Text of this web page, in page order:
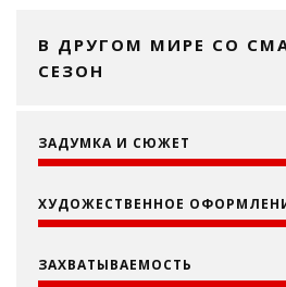
В ДРУГОМ МИРЕ СО
СЕЗОН
ЗАДУМКА И СЮЖЕТ
ХУДОЖЕСТВЕННОЕ
ЗАХВАТЫВАЕМОСТЬ